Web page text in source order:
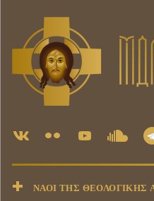
ΝΑΟΊ ΤΗΣ ΘΕΟΛΟΓΙΚΉΣ